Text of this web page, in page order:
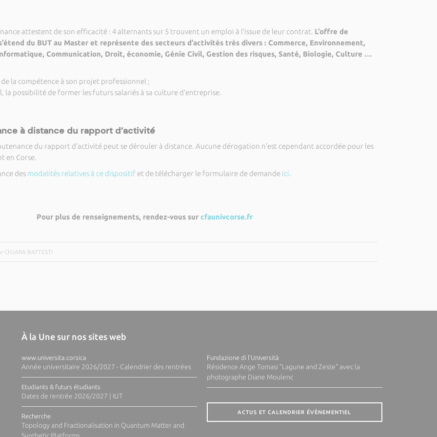
attestent de son efficacité : 4 alternants sur 5 trouvent un emploi à l’issue de leur contrat. L’offre de
du BUT au Master et représente des secteurs d’activités très divers : Commerce, Environnement,
Communication, Droit, économie, Génie Civil, Gestion des risques, Santé, Biologie, Culture …
la compétence à son projet professionnel ;
la possibilité de former les futurs salariés à sa culture d’entreprise.
à distance du rapport d’activité
du rapport d’activité peut se dérouler à distance. Aucune dérogation n’est cependant accordée pour les
en Corse.
des modalités relatives à ce dispositif et de télécharger le formulaire de demande ici.
Pour plus de renseignements, rendez-vous sur cfaunivcorse.fr
BATTESTI
À la Une sur nos sites web
www.universita.corsica
Année universitaire 2026/2027 - Calendrier des rentrées
Etudiants & futurs étudiants
Dates de rentrée 2026/2027 | IUT
Recherche
Topology and Fractionalisation in Quantum Matter and
Fundazione di l'Università
Résidence Ange Tomasi "Lagune and Zeste" avec la
photographe Diane Moulenc
ACTUS ET CALENDRIER ÉVÈNEMENTIEL